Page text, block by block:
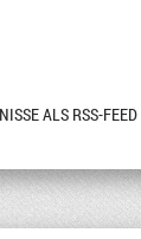
ALS RSS-FEED